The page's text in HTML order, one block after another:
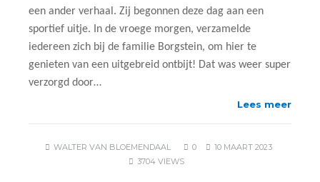
een ander verhaal. Zij begonnen deze dag aan een
sportief uitje. In de vroege morgen, verzamelde
iedereen zich bij de familie Borgstein, om hier te
genieten van een uitgebreid ontbijt! Dat was weer super
verzorgd door…
Lees meer
WALTER VAN BLOEMENDAAL 0
10 MAART 2023
3704 VIEWS